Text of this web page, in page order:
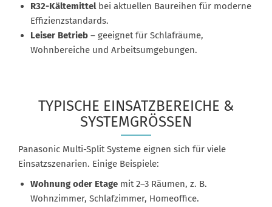
R32-Kältemittelbei aktuellen Baureihen für moderne
Effizienzstandards.
Leiser Betrieb – geeignet für Schlafräume,
Wohnbereiche und Arbeitsumgebungen.
TYPISCHE EINSATZBEREICHE &
SYSTEMGRÖSSEN
Panasonic Multi-Split Systeme eignen sich für viele
Einsatzszenarien. Einige Beispiele:
Wohnung oder Etage mit 2–3 Räumen, z. B.
Wohnzimmer, Schlafzimmer, Homeoffice.